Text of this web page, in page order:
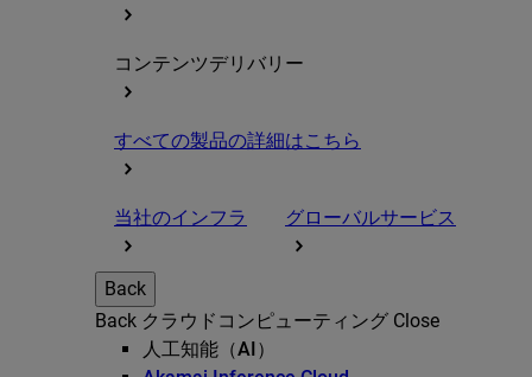
コンテンツデリバリー
すべての製品の詳細はこちら
当社のインフラ グローバルサービス
Back
Back クラウドコンピューティング Close
人工知能（AI）